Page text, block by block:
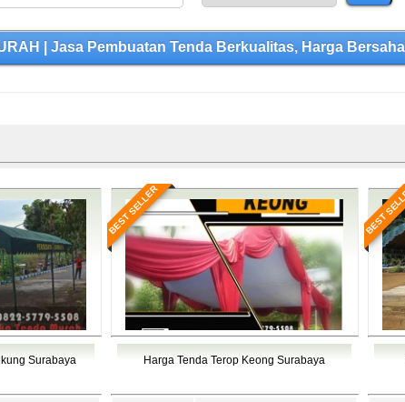
| Jasa Pembuatan Tenda Berkualitas, Harga
Surabaya
BEST SELLER
Harga Tenda Terop Keong Surabaya
BEST